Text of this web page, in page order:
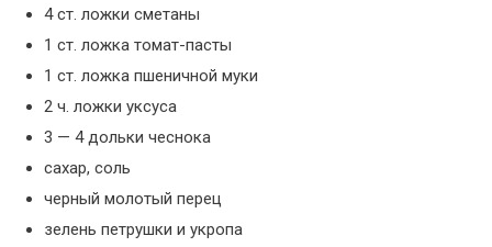
4 ст. ложки сметаны
1 ст. ложка томат-пасты
1 ст. ложка пшеничной муки
2 ч. ложки уксуса
3 — 4 дольки чеснока
сахар, соль
черный молотый перец
зелень петрушки и укропа